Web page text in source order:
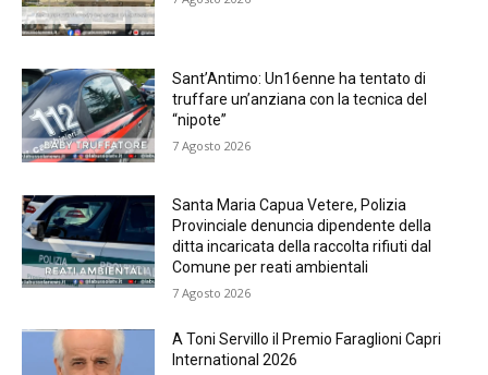
Sant’Antimo: Un16enne ha tentato di
truffare un’anziana con la tecnica del
“nipote”
7 Agosto 2026
Santa Maria Capua Vetere, Polizia
Provinciale denuncia dipendente della
ditta incaricata della raccolta rifiuti dal
Comune per reati ambientali
7 Agosto 2026
A Toni Servillo il Premio Faraglioni Capri
International 2026